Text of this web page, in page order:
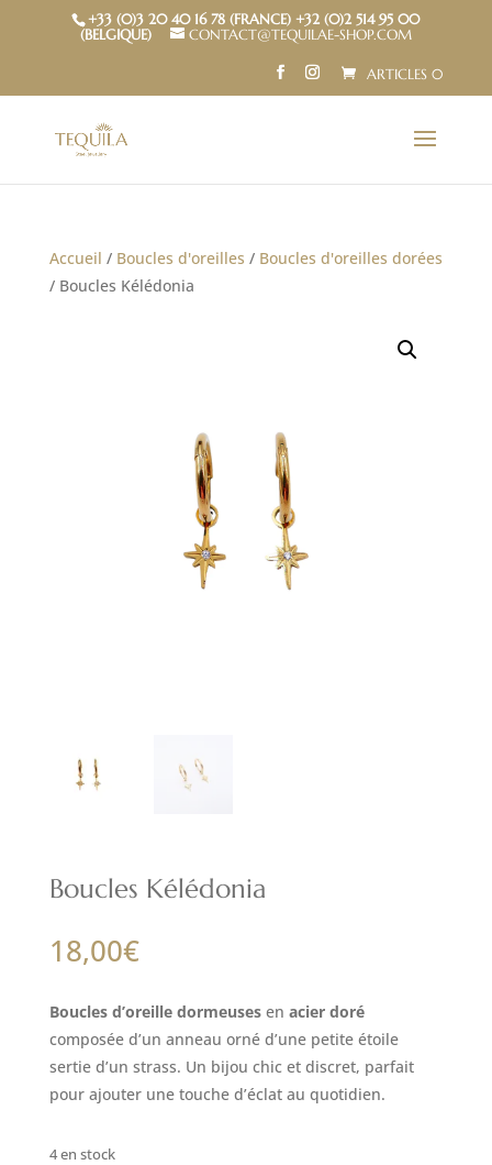
+33 (0)3 20 40 16 78 (FRANCE) +32 (0)2 514 95 00
(BELGIQUE)
CONTACT@TEQUILAE-SHOP.COM
ARTICLES 0
Accueil / Boucles d'oreilles / Boucles d'oreilles dorées
/ Boucles Kélédonia
Boucles Kélédonia
18,00€
Boucles d’oreille dormeusesen acier doré
composée d’un anneau orné d’une petite étoile
sertie d’un strass. Un bijou chic et discret, parfait
pour ajouter une touche d’éclat au quotidien.
4 en stock